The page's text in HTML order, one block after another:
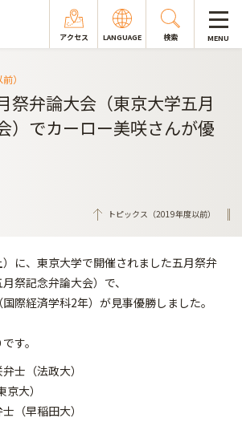
アクセス LANGUAGE 検索 MENU
）
祭弁論大会（東京大学五月
）でカーロー美咲さんが優
トピックス（2019年度以前）
に、東京大学で開催されました五月祭弁
祭記念弁論大会）で、
際経済学科2年）が見事優勝しました。
す。
士（法政大）
大）
（早稲田大）